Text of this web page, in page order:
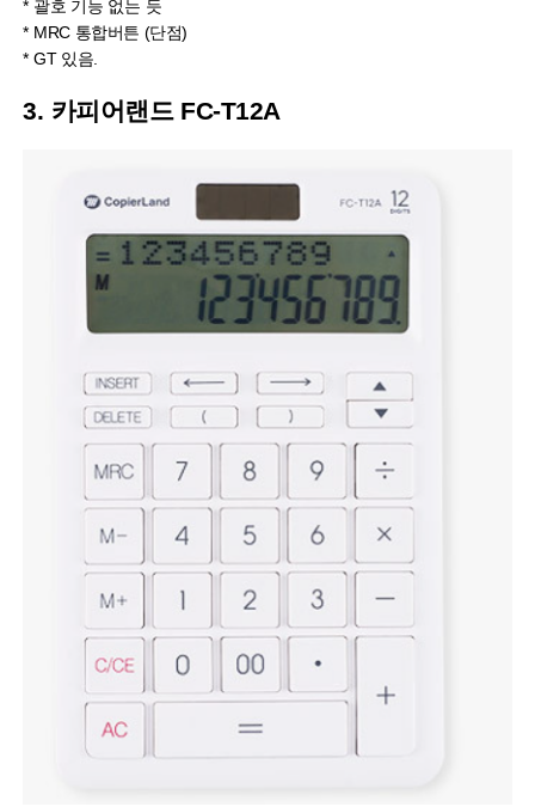
* 괄호 기능 없는 듯
* MRC 통합버튼 (단점)
* GT 있음.
3. 카피어랜드 FC-T12A